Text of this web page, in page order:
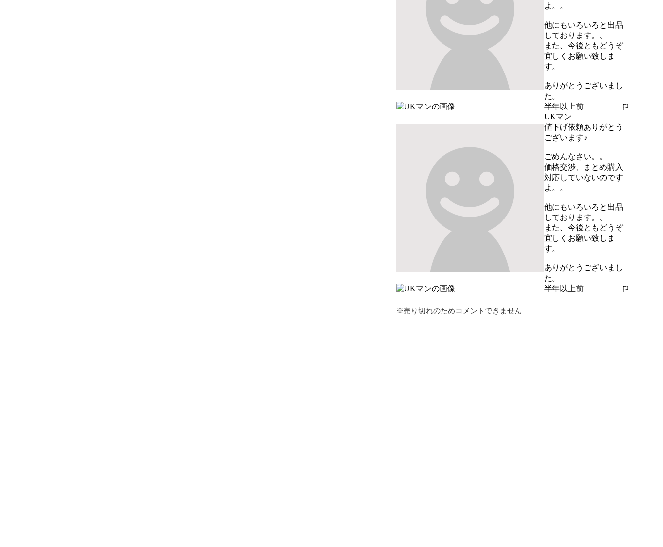
よ。。
他にもいろいろと出品
しております。、
また、今後ともどうぞ
宜しくお願い致しま
す。
ありがとうございまし
た。
半年以上前
報告する
UKマン
値下げ依頼ありがとう
ございます♪
ごめんなさい。。
価格交渉、まとめ購入
対応していないのです
よ。。
他にもいろいろと出品
しております。、
また、今後ともどうぞ
宜しくお願い致しま
す。
ありがとうございまし
た。
半年以上前
報告する
※売り切れのためコメントできません